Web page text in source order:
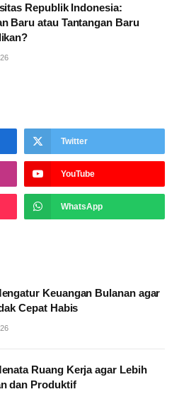
Republik Indonesia:
Baru atau Tantangan Baru
Twitter
YouTube
WhatsApp
Keuangan Bulanan agar
Cepat Habis
Ruang Kerja agar Lebih
dan Produktif